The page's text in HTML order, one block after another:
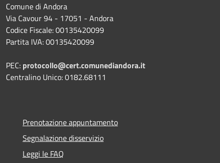
Comune di Andora
Via Cavour 94 - 17051 - Andora
Codice Fiscale: 00135420099
Partita IVA: 00135420099
PEC: protocollo@cert.comunediandora.it
Centralino Unico: 0182.68111
Prenotazione appuntamento
Segnalazione disservizio
Leggi le FAQ